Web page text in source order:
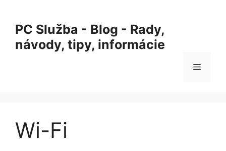
PC Služba - Blog - Rady,
návody, tipy, informácie
Menu
Wi-Fi